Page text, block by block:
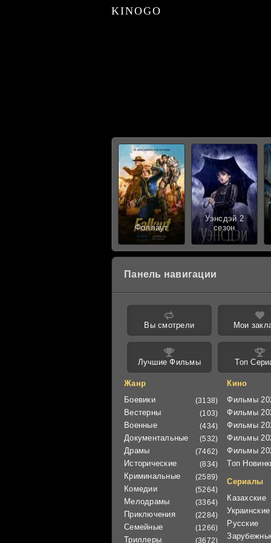
KINOGO
Фоллаут
Уэнсдэй 2
сезон
Панель навигации
Вы смотрели Мои
Лучшие Фильмы Топ
Жанр
Боевики
(3138)
Вестерны (103)
Военные (434)
Документальные (532)
Драмы (7462)
Исторические (834)
Криминальные (2589)
Комедии (5264)
Мелодрамы (3364)
Приключения (2284)
Семейные (1266)
Триллеры (3672)
Кино
Фильмы
Фильмы
Фильмы
Фильмы
Фильмы
Топ
Сериалы
Казахские
Украинские
Русские